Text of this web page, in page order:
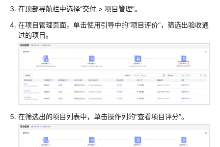
合
伙
伴
发
径
合
作
伙
在顶部导航栏中选择“交付 > 项目管理”。
在项目管理页面，单击使用引导中的“项目评价”，筛选出验收通
过的项目。
在筛选出的项目列表中，单击操作列的“查看项目评分”。